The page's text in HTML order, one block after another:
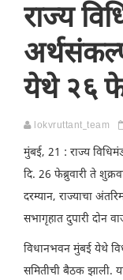
राज्य
येथे २६
lokvruttant_team
मुंबई, 21 : राज्य
दि. 26 फेब्रुवारी ते
दरम्यान, राज्याचा
सभागृहात दुपारी दोन
विधानभवन मुंबई येथे
समितीची बैठक झाली.